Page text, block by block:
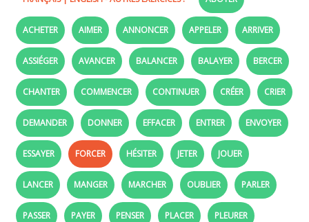
ACHETER AIMER ANNONCER APPELER ARRIVER
ASSIÉGER AVANCER BALANCER BALAYER BERCER
CHANTER COMMENCER CONTINUER CRÉER CRIER
DEMANDER DONNER EFFACER ENTRER ENVOYER
ESSAYER FORCER HÉSITER JETER JOUER
LANCER MANGER MARCHER OUBLIER PARLER
PASSER PAYER PENSER PLACER PLEURER